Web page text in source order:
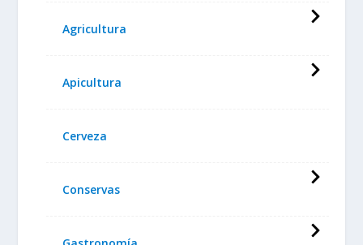
Agricultura
Apicultura
Cerveza
Conservas